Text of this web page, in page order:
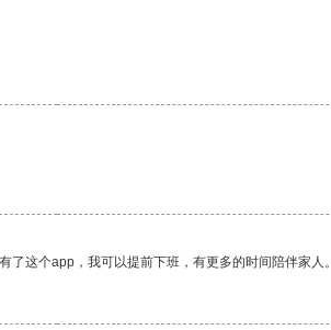
这个app，我可以提前下班，有更多的时间陪伴家人。